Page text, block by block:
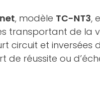
, modèle TC-NT3,
de la
circuit et inversées
réussite ou